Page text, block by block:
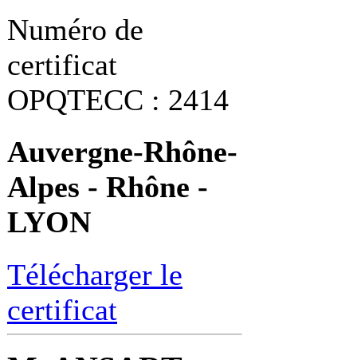
Numéro de
certificat
OPQTECC : 2414
Auvergne-Rhône-
Alpes - Rhône -
LYON
Télécharger le
certificat